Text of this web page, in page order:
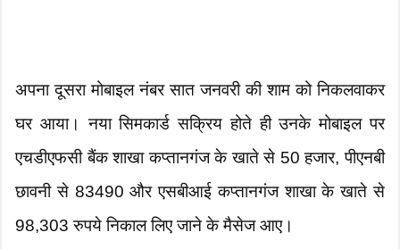
अपना दूसरा मोबाइल नंबर सात जनवरी की शाम को निकलवाकर
घर आया। नया सिमकार्ड सक्रिय होते ही उनके मोबाइल पर
एचडीएफसी बैंक शाखा कप्तानगंज के खाते से 50 हजार, पीएनबी
छावनी से 83490 और एसबीआई कप्तानगंज शाखा के खाते से
98,303 रुपये निकाल लिए जाने के मैसेज आए।